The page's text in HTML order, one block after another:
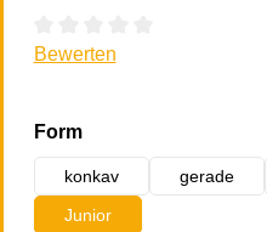
Durchschnittliche
Bewerten
Formauswählen
konkav gerade
Junior